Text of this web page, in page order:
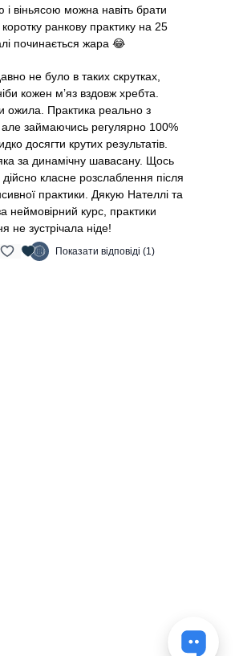
і віньясою можна навіть брати
ранкову практику на 25
починається жара 😂
не було в таких скрутках,
кожен мʼяз вздовж хребта.
ожила. Практика реально з
займаючись регулярно 100%
досягти крутих результатів.
за динамічну шавасану. Щось
дійсно класне розслаблення після
практики. Дякую Нателлі та
неймовірний курс, практики
не зустрічала ніде!
Показати відповіді (1)